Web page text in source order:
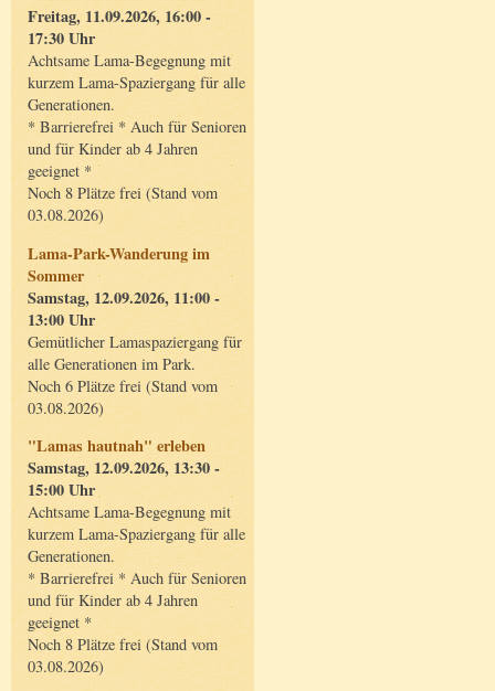
Freitag, 11.09.2026, 16:00 -
17:30 Uhr
Achtsame Lama-Begegnung mit
kurzem Lama-Spaziergang für alle
Generationen.
* Barrierefrei * Auch für Senioren
und für Kinder ab 4 Jahren
geeignet *
Noch 8 Plätze frei (Stand vom
03.08.2026)
Lama-Park-Wanderung im
Sommer
Samstag, 12.09.2026, 11:00 -
13:00 Uhr
Gemütlicher Lamaspaziergang für
alle Generationen im Park.
Noch 6 Plätze frei (Stand vom
03.08.2026)
"Lamas hautnah" erleben
Samstag, 12.09.2026, 13:30 -
15:00 Uhr
Achtsame Lama-Begegnung mit
kurzem Lama-Spaziergang für alle
Generationen.
* Barrierefrei * Auch für Senioren
und für Kinder ab 4 Jahren
geeignet *
Noch 8 Plätze frei (Stand vom
03.08.2026)